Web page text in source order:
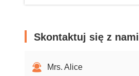
Skontaktuj się z nami
Mrs. Alice